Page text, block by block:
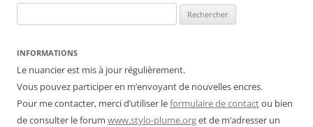
INFORMATIONS
Le nuancier est mis à jour régulièrement.
Vous pouvez participer en m’envoyant de nouvelles encres.
Pour me contacter, merci d’utiliser leformulaire de contactou bien
de consulter le forum www.stylo-plume.orget de m’adresser un